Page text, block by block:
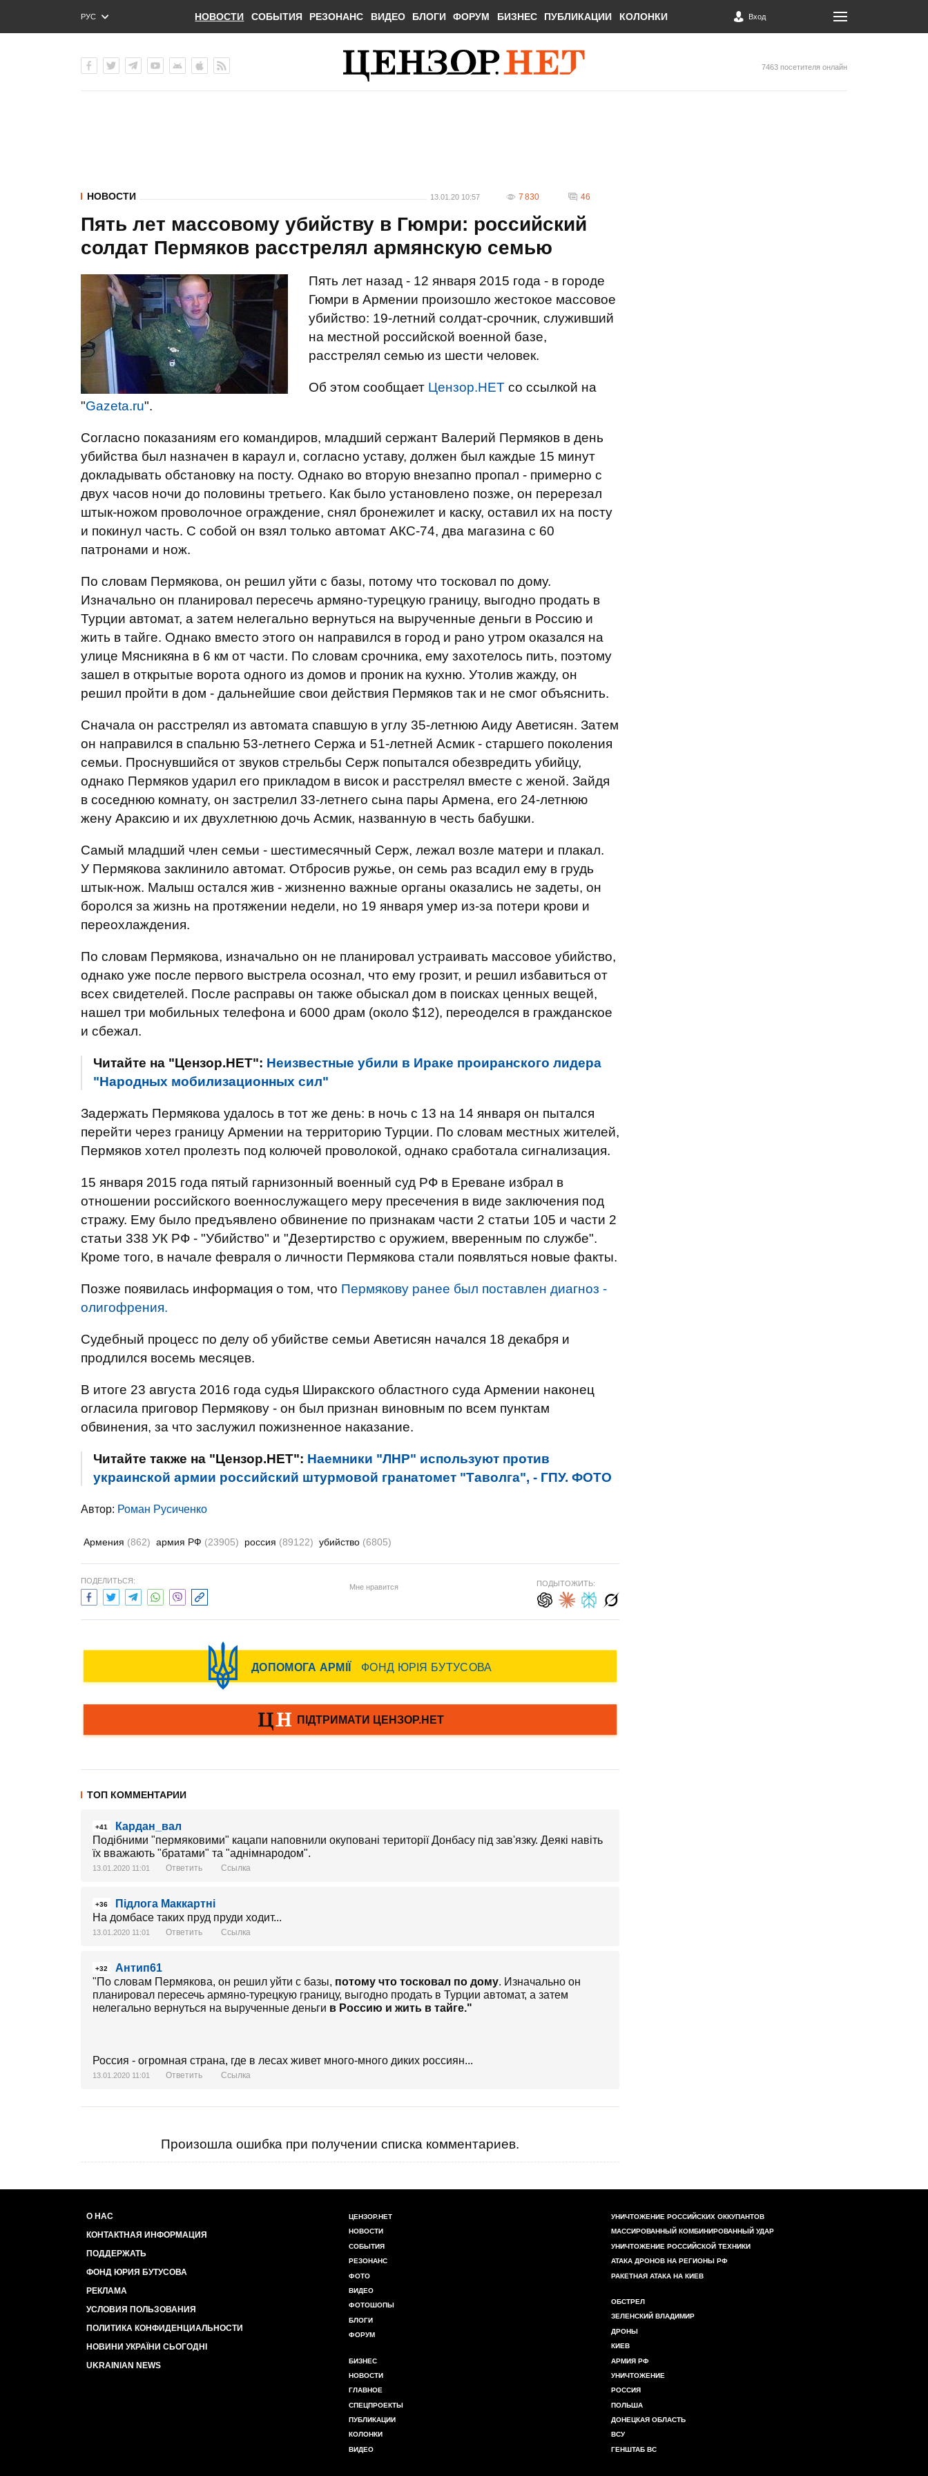
РУС
ENG
НОВОСТИ СОБЫТИЯ РЕЗОНАНС ВИДЕО БЛОГИ ФОРУМ БИЗНЕС ПУБЛИКАЦИИ КОЛОНКИ Вход
7463 посетителя онлайн
НОВОСТИ 13.01.20 10:57 7 830 46
Пять лет массовому убийству в Гюмри: российский
солдат Пермяков расстрелял армянскую семью
Пять лет назад - 12 января 2015 года - в городе
Гюмри в Армении произошло жестокое массовое
убийство: 19-летний солдат-срочник, служивший
на местной российской военной базе,
расстрелял семью из шести человек.
Об этом сообщает Цензор.НЕТ со ссылкой на
"Gazeta.ru".
Согласно показаниям его командиров, младший сержант Валерий Пермяков в день
убийства был назначен в караул и, согласно уставу, должен был каждые 15 минут
докладывать обстановку на посту. Однако во вторую внезапно пропал - примерно с
двух часов ночи до половины третьего. Как было установлено позже, он перерезал
штык-ножом проволочное ограждение, снял бронежилет и каску, оставил их на посту
и покинул часть. С собой он взял только автомат АКС-74, два магазина с 60
патронами и нож.
По словам Пермякова, он решил уйти с базы, потому что тосковал по дому.
Изначально он планировал пересечь армяно-турецкую границу, выгодно продать в
Турции автомат, а затем нелегально вернуться на вырученные деньги в Россию и
жить в тайге. Однако вместо этого он направился в город и рано утром оказался на
улице Мясникяна в 6 км от части. По словам срочника, ему захотелось пить, поэтому
зашел в открытые ворота одного из домов и проник на кухню. Утолив жажду, он
решил пройти в дом - дальнейшие свои действия Пермяков так и не смог объяснить.
Сначала он расстрелял из автомата спавшую в углу 35-летнюю Аиду Аветисян. Затем
он направился в спальню 53-летнего Сержа и 51-летней Асмик - старшего поколения
семьи. Проснувшийся от звуков стрельбы Серж попытался обезвредить убийцу,
однако Пермяков ударил его прикладом в висок и расстрелял вместе с женой. Зайдя
в соседнюю комнату, он застрелил 33-летнего сына пары Армена, его 24-летнюю
жену Араксию и их двухлетнюю дочь Асмик, названную в честь бабушки.
Самый младший член семьи - шестимесячный Серж, лежал возле матери и плакал.
У Пермякова заклинило автомат. Отбросив ружье, он семь раз всадил ему в грудь
штык-нож. Малыш остался жив - жизненно важные органы оказались не задеты, он
боролся за жизнь на протяжении недели, но 19 января умер из-за потери крови и
переохлаждения.
По словам Пермякова, изначально он не планировал устраивать массовое убийство,
однако уже после первого выстрела осознал, что ему грозит, и решил избавиться от
всех свидетелей. После расправы он также обыскал дом в поисках ценных вещей,
нашел три мобильных телефона и 6000 драм (около $12), переоделся в гражданское
и сбежал.
Читайте на "Цензор.НЕТ": Неизвестные убили в Ираке проиранского лидера
"Народных мобилизационных сил"
Задержать Пермякова удалось в тот же день: в ночь с 13 на 14 января он пытался
перейти через границу Армении на территорию Турции. По словам местных жителей,
Пермяков хотел пролезть под колючей проволокой, однако сработала сигнализация.
15 января 2015 года пятый гарнизонный военный суд РФ в Ереване избрал в
отношении российского военнослужащего меру пресечения в виде заключения под
стражу. Ему было предъявлено обвинение по признакам части 2 статьи 105 и части 2
статьи 338 УК РФ - "Убийство" и "Дезертирство с оружием, вверенным по службе".
Кроме того, в начале февраля о личности Пермякова стали появляться новые факты.
Позже появилась информация о том, что Пермякову ранее был поставлен диагноз -
олигофрения.
Судебный процесс по делу об убийстве семьи Аветисян начался 18 декабря и
продлился восемь месяцев.
В итоге 23 августа 2016 года судья Ширакского областного суда Армении наконец
огласила приговор Пермякову - он был признан виновным по всем пунктам
обвинения, за что заслужил пожизненное наказание.
Читайте также на "Цензор.НЕТ": Наемники "ЛНР" используют против
украинской армии российский штурмовой гранатомет "Таволга", - ГПУ. ФОТО
Автор: Роман Русиченко
Армения (862) армия РФ (23905) россия (89122) убийство (6805)
ПОДЕЛИТЬСЯ:
Мне нравится ПОДЫТОЖИТЬ:
ТОП КОММЕНТАРИИ
+41
Кардан_вал
Подібними "пермяковими" кацапи наповнили окуповані території Донбасу під зав'язку. Деякі навіть
їх вважають "братами" та "аднімнародом".
13.01.2020 11:01 Ответить Ссылка
+36
Підлога Маккартні
На домбасе таких пруд пруди ходит...
13.01.2020 11:01 Ответить Ссылка
+32
Антип61
"По словам Пермякова, он решил уйти с базы, потому что тосковал по дому. Изначально он
планировал пересечь армяно-турецкую границу, выгодно продать в Турции автомат, а затем
нелегально вернуться на вырученные деньги в Россию и жить в тайге."
Россия - огромная страна, где в лесах живет много-много диких россиян...
13.01.2020 11:01 Ответить Ссылка
Произошла ошибка при получении списка комментариев.
О НАС
КОНТАКТНАЯ ИНФОРМАЦИЯ
ПОДДЕРЖАТЬ
ФОНД ЮРИЯ БУТУСОВА
РЕКЛАМА
УСЛОВИЯ ПОЛЬЗОВАНИЯ
ПОЛИТИКА КОНФИДЕНЦИАЛЬНОСТИ
НОВИНИ УКРАЇНИ СЬОГОДНІ
UKRAINIAN NEWS
ЦЕНЗОР.НЕТ
НОВОСТИ
СОБЫТИЯ
РЕЗОНАНС
ФОТО
ВИДЕО
ФОТОШОПЫ
БЛОГИ
ФОРУМ
БИЗНЕС
НОВОСТИ
ГЛАВНОЕ
СПЕЦПРОЕКТЫ
ПУБЛИКАЦИИ
КОЛОНКИ
ВИДЕО
УНИЧТОЖЕНИЕ РОССИЙСКИХ ОККУПАНТОВ
МАССИРОВАННЫЙ КОМБИНИРОВАННЫЙ УДАР
УНИЧТОЖЕНИЕ РОССИЙСКОЙ ТЕХНИКИ
АТАКА ДРОНОВ НА РЕГИОНЫ РФ
РАКЕТНАЯ АТАКА НА КИЕВ
ОБСТРЕЛ
ЗЕЛЕНСКИЙ ВЛАДИМИР
ДРОНЫ
КИЕВ
АРМИЯ РФ
УНИЧТОЖЕНИЕ
РОССИЯ
ПОЛЬША
ДОНЕЦКАЯ ОБЛАСТЬ
ВСУ
ГЕНШТАБ ВС